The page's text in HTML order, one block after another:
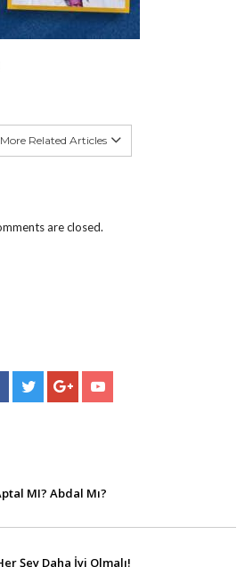
Related Articles
are closed.
MI? Abdal Mı?
Şey Daha İyi Olmalı!